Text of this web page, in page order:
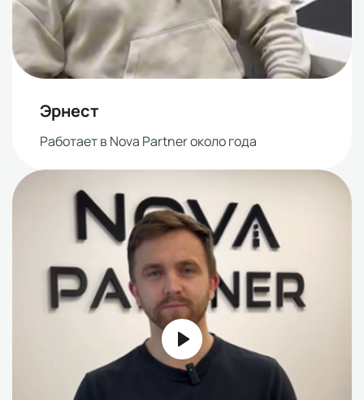
Эрнест
Работает в Nova Partner около года